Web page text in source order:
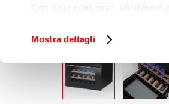
Con il tuo consenso, vorremmo
Identificare il tuo
tuo consenso in qualsiasi
Utilizziamo i cookie per
Mostra dettagli